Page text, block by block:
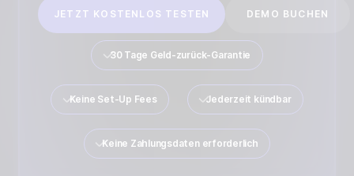
JETZT KOSTENLOS TESTEN DEMO BUCHEN
30 Tage Geld-zurück-Garantie
Keine Set-Up Fees Jederzeit kündbar
Keine Zahlungsdaten erforderlich